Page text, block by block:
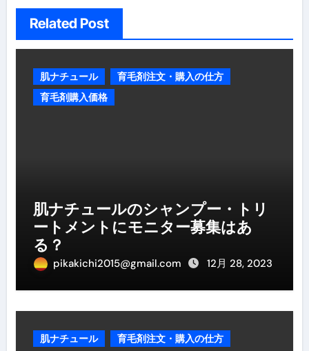
Related Post
肌ナチュール
育毛剤注文・購入の仕方
育毛剤購入価格
肌ナチュールのシャンプー・トリ
ートメントにモニター募集はあ
る？
pikakichi2015@gmail.com 12月 28, 2023
肌ナチュール 育毛剤注文・購入の仕方